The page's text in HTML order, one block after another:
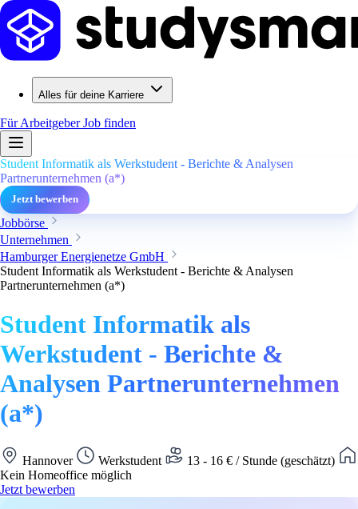
Alles für deine Karriere
Für ArbeitgeberJob finden
Student Informatik als Werkstudent - Berichte & Analysen
Partnerunternehmen (a*)
Jetzt bewerben
Jobbörse
Unternehmen
Hamburger Energienetze GmbH
Student Informatik als Werkstudent - Berichte & Analysen
Partnerunternehmen (a*)
Student Informatik als
Werkstudent - Berichte &
Analysen Partnerunternehmen
(a*)
Hannover Werkstudent
13 - 16 € / Stunde (geschätzt)
Kein Homeoffice möglich
Jetzt bewerben